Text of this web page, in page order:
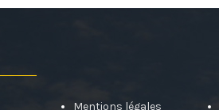
Mentions légales